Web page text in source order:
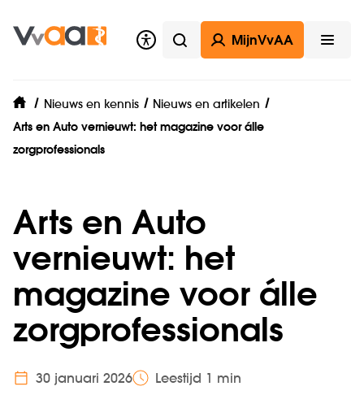
Zoeken
MijnVvAA
home
Nieuws en kennis
Nieuws en artikelen
Arts en Auto vernieuwt: het magazine voor álle
zorgprofessionals
Arts en Auto
vernieuwt: het
magazine voor álle
zorgprofessionals
30 januari 2026 Leestijd 1 min